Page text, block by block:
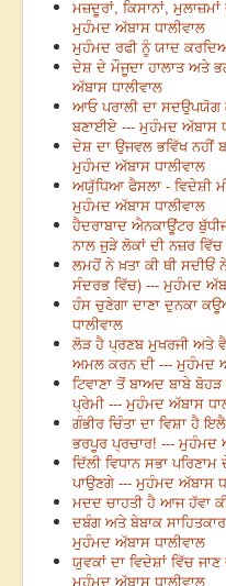
ਮਜ਼ਦੂਰਾਂ, ਕਿਸਾਨਾਂ,
ਮੁਹੰਮਦ ਅੱਬਾਸ ਧਾਲੀਵਾਲ
ਮੁਹੰਮਦ ਰਫੀ ਨੂੰ ਯਾਦ
ਦੇਸ਼ ਦੇ ਮੌਜੂਦਾ ਹਾਲਾਤ ਅਤੇ
ਅੱਬਾਸ ਧਾਲੀਵਾਲ
ਆਓ ਪਰਾਲੀ ਦਾ ਸਦਉਪਯੋਗ
ਬਣਾਈਏ --- ਮੁਹੰਮਦ ਅੱਬਾਸ
ਦੇਸ਼ ਦਾ ਉਜਵਲ ਭਵਿੱਖ ਨਹੀਂ
ਮੁਹੰਮਦ ਅੱਬਾਸ ਧਾਲੀਵਾਲ
ਅਯੁੱਧਿਆ ਫੈਸਲਾ - ਵਿਦੇਸ਼ੀ
ਮੁਹੰਮਦ ਅੱਬਾਸ ਧਾਲੀਵਾਲ
ਹੈਦਰਾਬਾਦ ਐਨਕਾਊਂਟਰ
ਨਾਲ ਜੁੜੇ ਲੋਕਾਂ ਦੀ ਨਜ਼ਰ
ਲਮਹੋਂ ਨੇ ਖ਼ਤਾ ਕੀ ਥੀ
ਸੰਦਰਭ ਵਿੱਚ) --- ਮੁਹੰਮਦ
ਹੰਸ ਚੁਣੇਗਾ ਦਾਣਾ ਦੁਨਕਾ
ਧਾਲੀਵਾਲ
ਲੋੜ ਹੈ ਪ੍ਰਣਬ ਮੁਖਰਜੀ ਅਤੇ
ਅਮਲ ਕਰਨ ਦੀ --- ਮੁਹੰਮਦ
ਟਿਵਾਣਾ ਤੋਂ ਬਾਅਦ ਬਾਬੇ
ਪ੍ਰੇਮੀ --- ਮੁਹੰਮਦ ਅੱਬਾਸ
ਗੰਭੀਰ ਚਿੰਤਾ ਦਾ ਵਿਸ਼ਾ ਹੈ
ਭਰਪੂਰ ਪ੍ਰਚਾਰ! --- ਮੁਹੰਮਦ
ਦਿੱਲੀ ਵਿਧਾਨ ਸਭਾ
ਪਾਉਣਗੇ --- ਮੁਹੰਮਦ ਅੱਬਾਸ
ਮਦਦ ਚਾਹਤੀ ਹੈ ਆਜ ਹੱਵਾ
ਦਬੰਗ ਅਤੇ ਬੇਬਾਕ
ਮੁਹੰਮਦ ਅੱਬਾਸ ਧਾਲੀਵਾਲ
ਯੁਵਕਾਂ ਦਾ ਵਿਦੇਸ਼ਾਂ ਵਿੱਚ ਜਾਣ
ਮੁਹੰਮਦ ਅੱਬਾਸ ਧਾਲੀਵਾਲ